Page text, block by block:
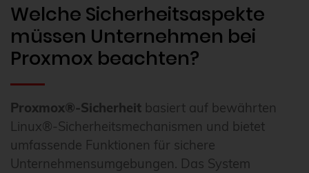
Welche Sicherheitsaspekte
müssen Unternehmen bei
Proxmox beachten?
Proxmox®-Sicherheit basiert auf bewährten
Linux®-Sicherheitsmechanismen und bietet
umfassende Funktionen für sichere
Unternehmensumgebungen. Das System